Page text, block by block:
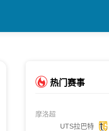
热门赛事
摩洛超
UTS拉巴特